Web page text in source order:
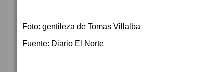
Foto: gentileza de Tomas Villalba
Fuente: Diario El Norte